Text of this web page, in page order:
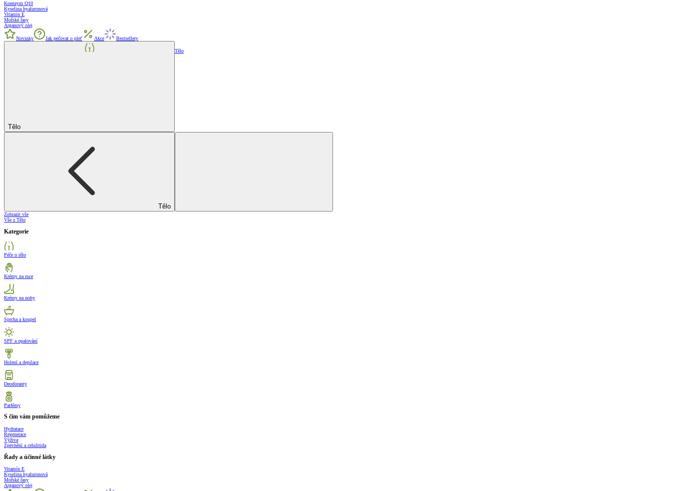
Koenzym Q10
Kyselina hyaluronová
Vitamin E
Mořské řasy
Arganový olej
Novinky Jak pečovat o pleť Akce Bestsellery
Tělo
Tělo
Tělo
Zobrazit vše
Vše z Tělo
Kategorie
Péče o tělo
Krémy na ruce
Krémy na nohy
Sprcha a koupel
SPF a opalování
Holení a depilace
Deodoranty
Parfémy
S čím vám pomůžeme
Hydratace
Regenerace
Výživa
Zpevnění a celulitida
Řady a účinné látky
Vitamín E
Kyselina hyaluronová
Mořské řasy
Arganový olej